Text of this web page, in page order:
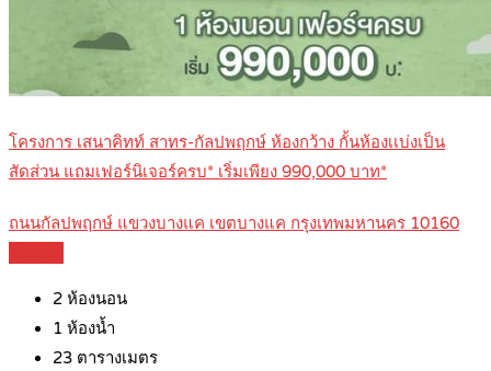
โครงการ เสนาคิทท์ สาทร-กัลปพฤกษ์ ห้องกว้าง กั้นห้องเเบ่งเป็น
สัดส่วน แถมเฟอร์นิเจอร์ครบ* เริ่มเพียง 990,000 บาท*
ถนนกัลปพฤกษ์ แขวงบางแค เขตบางแค กรุงเทพมหานคร 10160
2 ห้องนอน
1 ห้องน้ำ
23 ตารางเมตร